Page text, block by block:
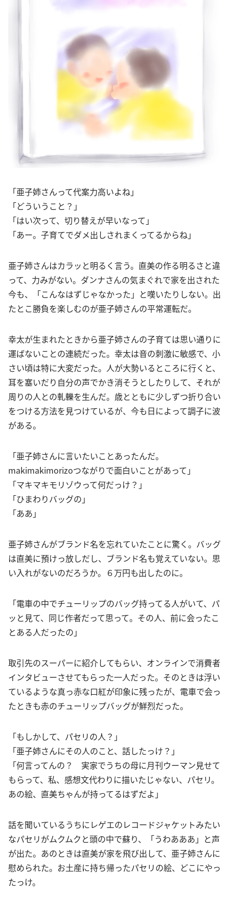
「亜子姉さんって代案力高いよね」
「どういうこと？」
「はい次って、切り替えが早いなって」
「あー。子育てでダメ出しされまくってるからね」
亜子姉さんはカラッと明るく言う。直美の作る明るさと違
って、力みがない。ダンナさんの気まぐれで家を出された
今も、「こんなはずじゃなかった」と嘆いたりしない。出
たとこ勝負を楽しむのが亜子姉さんの平常運転だ。
幸太が生まれたときから亜子姉さんの子育ては思い通りに
運ばないことの連続だった。幸太は音の刺激に敏感で、小
さい頃は特に大変だった。人が大勢いるところに行くと、
耳を塞いだり自分の声でかき消そうとしたりして、それが
周りの人との軋轢を生んだ。歳とともに少しずつ折り合い
をつける方法を見つけているが、今も日によって調子に波
がある。
「亜子姉さんに言いたいことあったんだ。
makimakimorizoつながりで面白いことがあって」
「マキマキモリゾウって何だっけ？」
「ひまわりバッグの」
「ああ」
亜子姉さんがブランド名を忘れていたことに驚く。バッグ
は直美に預けっ放しだし、ブランド名も覚えていない。思
い入れがないのだろうか。６万円も出したのに。
「電車の中でチューリップのバッグ持ってる人がいて、パ
ッと見て、同じ作者だって思って。その人、前に会ったこ
とある人だったの」
取引先のスーパーに紹介してもらい、オンラインで消費者
インタビューさせてもらった一人だった。そのときは浮い
ているような真っ赤な口紅が印象に残ったが、電車で会っ
たときも赤のチューリップバッグが鮮烈だった。
「もしかして、パセリの人？」
「亜子姉さんにその人のこと、話したっけ？」
「何言ってんの？ 実家でうちの母に月刊ウーマン見せて
もらって、私、感想文代わりに描いたじゃない、パセリ。
あの絵、直美ちゃんが持ってるはずだよ」
話を聞いているうちにレゲエのレコードジャケットみたい
なパセリがムクムクと頭の中で蘇り、「うわあああ」と声
が出た。あのときは直美が家を飛び出して、亜子姉さんに
慰められた。お土産に持ち帰ったパセリの絵、どこにやっ
たっけ。